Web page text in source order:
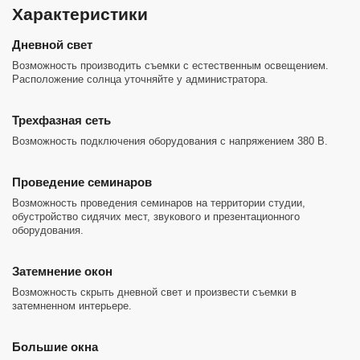
Характеристики
Дневной свет
Возможность производить съемки с естественным освещением.
Расположение солнца уточняйте у администратора.
Трехфазная сеть
Возможность подключения оборудования с напряжением 380 В.
Проведение семинаров
Возможность проведения семинаров на территории студии,
обустройство сидячих мест, звукового и презентационного
оборудования.
Затемнение окон
Возможность скрыть дневной свет и произвести съемки в
затемненном интерьере.
Большие окна